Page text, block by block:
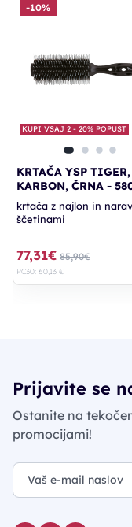
KUPI VSAJ 2 - 20% POPUST
-10%
KRTAČA YSP TIGER,
KARBON, ČRNA -
krtača z najlon in
ščetinami
77,31€ 85,90€
PC30: 60,13 €
Prijavite se
Ostanite na
promocijami!